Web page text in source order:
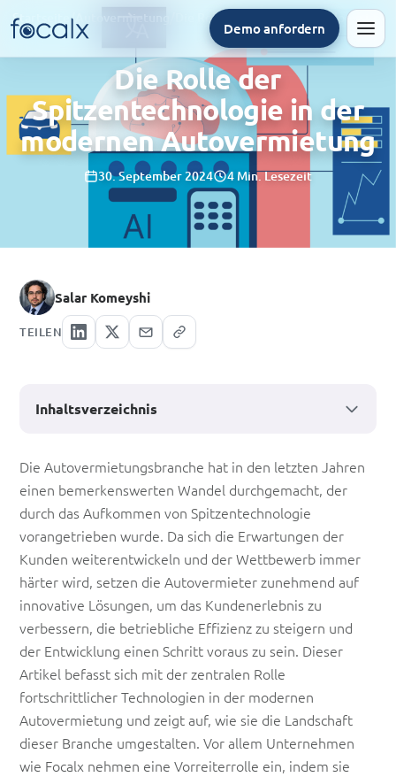
Demo anfordern
Startseite / Die Rolle der Spitzentechnologie in der modernen Autovermietung
Die Rolle der
Spitzentechnologie in der
modernen Autovermietung
30. September 2024 4 Min. Lesezeit
Salar Komeyshi
TEILEN
Die
Rolle
der
Spitzentechnologie
in
der
modernen
Autovermietung
Die Autovermietungsbranche hat in den letzten Jahren
einen bemerkenswerten Wandel durchgemacht, der
durch das Aufkommen von Spitzentechnologie
vorangetrieben wurde. Da sich die Erwartungen der
Kunden weiterentwickeln und der Wettbewerb immer
härter wird, setzen die Autovermieter zunehmend auf
innovative Lösungen, um das Kundenerlebnis zu
verbessern, die betriebliche Effizienz zu steigern und
der Entwicklung einen Schritt voraus zu sein. Dieser
Artikel befasst sich mit der zentralen Rolle
fortschrittlicher Technologien in der modernen
Autovermietung und zeigt auf, wie sie die Landschaft
dieser Branche umgestalten. Vor allem Unternehmen
wie Focalx nehmen eine Vorreiterrolle ein, indem sie
Inhaltsverzeichnis